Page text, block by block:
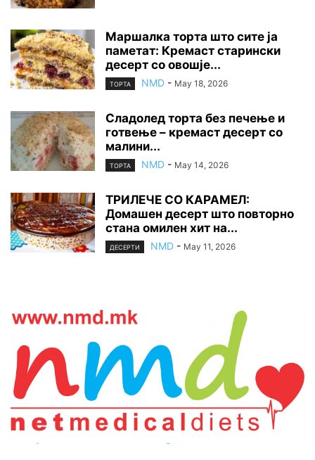
Маршалка торта што сите ја
паметат: Кремаст старински
десерт со овошје...
ТОРТА NMD - May 18, 2026
Сладолед торта без печење и
готвење – кремаст десерт со
малини...
ТОРТА NMD - May 14, 2026
ТРИЛЕЧЕ СО КАРАМЕЛ:
Домашен десерт што повторно
стана омилен хит на...
ДЕСЕРТИ NMD - May 11, 2026